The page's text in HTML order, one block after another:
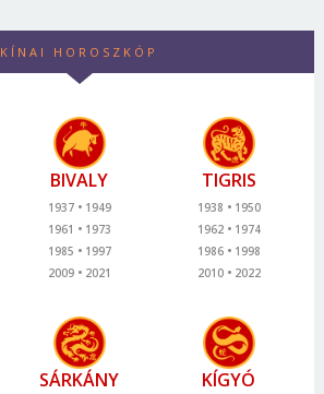
KÍNAI HOROSZKÓP
BIVALY
1937
1949
1961
1973
1985
1997
2009
2021
TIGRIS
1938
1950
1962
1974
1986
1998
2010
2022
SÁRKÁNY KÍGYÓ